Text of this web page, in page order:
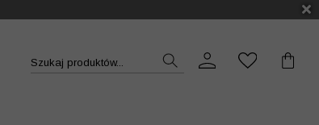
Szukaj produktów...